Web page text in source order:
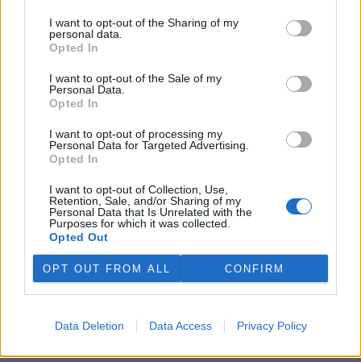
I want to opt-out of the Sharing of my
personal data.
Opted In
I want to opt-out of the Sale of my
Personal Data.
Opted In
I want to opt-out of processing my
Personal Data for Targeted Advertising.
Opted In
I want to opt-out of Collection, Use,
Retention, Sale, and/or Sharing of my
Personal Data that Is Unrelated with the
Purposes for which it was collected.
Opted Out
OPT OUT FROM ALL CONFIRM
Data Deletion Data Access Privacy Policy
Diskuse: 2
Tři lvice v zoologické zahradě v
horka. Japonsko se toto léto
potýká s vlnami extrémních
veder, napsal zpravodajský server
Ghanský parlament schválil přísný zákon na ochranu
kakaových plantáží
4.8.2026 12:39 (ČTK)
Ghanský parlament schválil
zákon, podle kterého místním
farmářům hrozí až 20 let
úřadů přemění svou kakaovou
plantáž na jiný účel. Informovala o tom agentura AP; zákon nyní
Ochránci přírody našli v Moravském krasu vzácného